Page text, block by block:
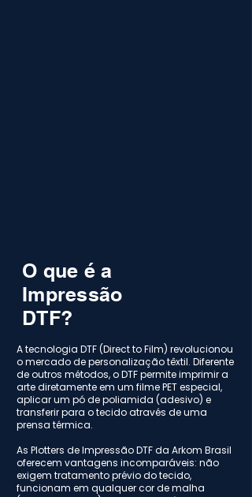
O que é a
Impressão
DTF?
A tecnologia DTF (Direct to Film) revolucionou
o mercado de personalização têxtil. Diferente
de outros métodos, o DTF permite imprimir a
arte diretamente em um filme PET especial,
aplicar um pó de poliamida (adesivo) e
transferir para o tecido através de uma
prensa térmica.
As Plotters de Impressão DTF da Arkom Brasil
oferecem vantagens incomparáveis: não
exigem tratamento prévio do tecido,
funcionam em qualquer cor de malha